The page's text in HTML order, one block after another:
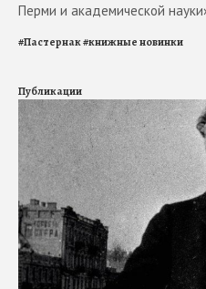
Перми и академической
#Пастернак#книжные новинки
Публикации